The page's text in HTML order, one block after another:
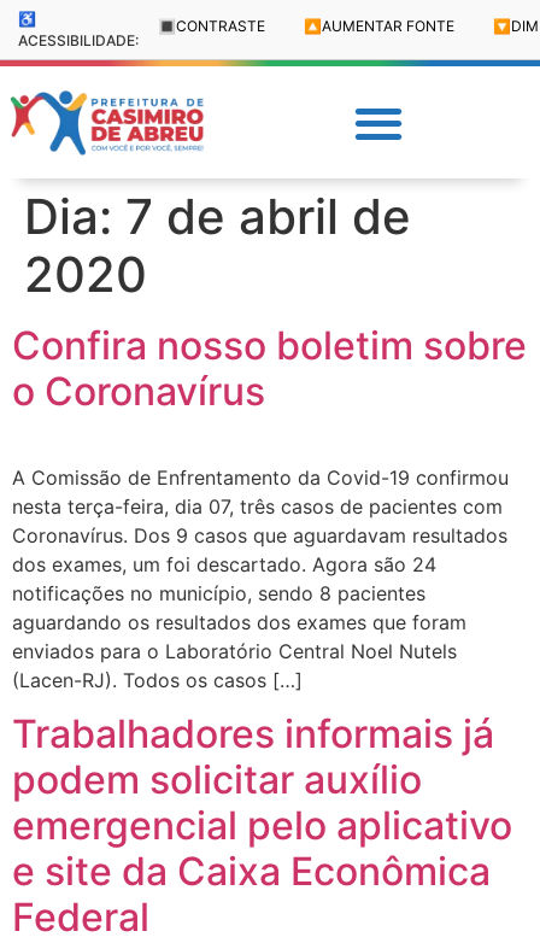
♿
ACESSIBILIDADE:
🔳 CONTRASTE 🔼 AUMENTAR FONTE 🔽
Dia: 7 de abril de
2020
Confira nosso boletim sobre
o Coronavírus
A Comissão de Enfrentamento da Covid-19 confirmou
nesta terça-feira, dia 07, três casos de pacientes com
Coronavírus. Dos 9 casos que aguardavam resultados
dos exames, um foi descartado. Agora são 24
notificações no município, sendo 8 pacientes
aguardando os resultados dos exames que foram
enviados para o Laboratório Central Noel Nutels
(Lacen-RJ). Todos os casos […]
Trabalhadores informais já
podem solicitar auxílio
emergencial pelo aplicativo
e site da Caixa Econômica
Federal